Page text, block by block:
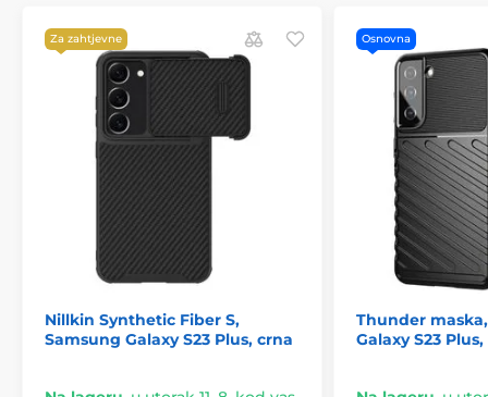
Za zahtjevne
Nillkin Synthetic Fiber S,
Samsung Galaxy S23 Plus, crna
Osnovna
Thunder
Galaxy S23